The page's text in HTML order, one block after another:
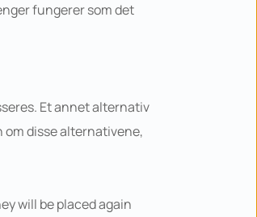
fungerer som det
Et annet alternativ
om disse alternativene,
will be placed again